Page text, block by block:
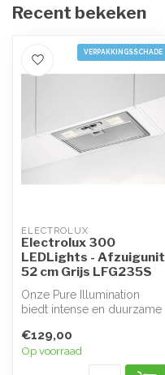
Recent bekeken
VERPAKKINGSSCHADE
ELECTROLUX
Electrolux 300
LEDLights - Afzuigunit
52 cm Grijs LFG235S
Onze Pure Illumination
biedt intense en duurzame
zich...
€129,00
Op voorraad